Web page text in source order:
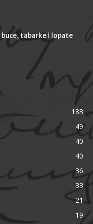
tabarke i lopate
183
49
40
40
36
33
21
19